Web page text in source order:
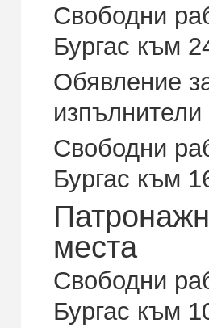
Свободни
Бургас към
Обявление
изпълнители
Свободни
Бургас към
места
Свободни
Бургас към